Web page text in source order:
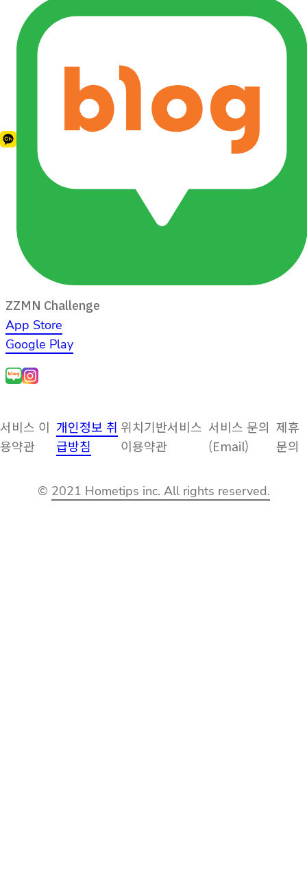
ZZMN Challenge
App Store
Google Play
서비스 이
용약관
개인정보 취
급방침
위치기반서비스
이용약관
서비스 문의
(Email)
제휴
문의
© 2021 Hometips inc. All rights reserved.